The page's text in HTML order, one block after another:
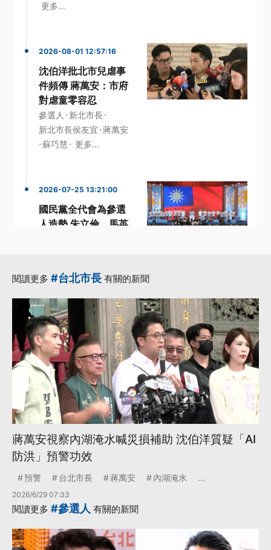
更多...
2026-08-01 12:57:16
沈伯洋批北市兒虐事
件頻傳 蔣萬安：市府
對虐童零容忍
參選人 · 新北市長·
新北市長侯友宜 ·蔣萬安
·蘇巧慧 · 更多...
2026-07-25 13:21:00
國民黨全代會為參選
人造勢 朱立倫、馬英
國民黨全代會·
立法院長王金平·更多...
閱讀更多 #台北市長 有關的新聞
蔣萬安視察內湖淹水喊災損補助 沈伯洋質疑「AI
防洪」預警功效
預警 台北市長 蔣萬安 內湖淹水 ...
2026/6/29 07:33
閱讀更多 #參選人 有關的新聞